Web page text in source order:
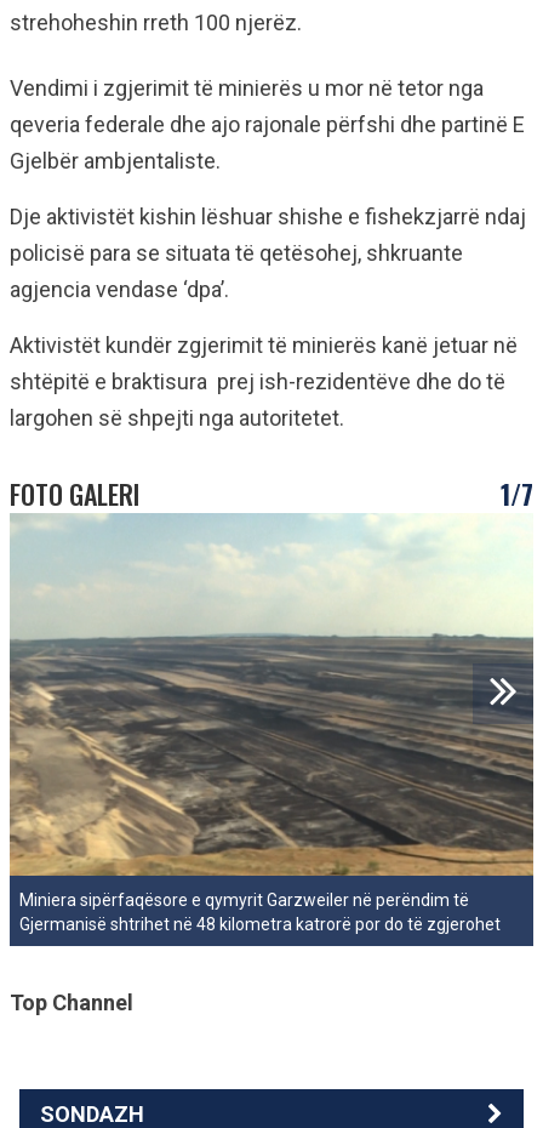
strehoheshin rreth 100 njerëz.
Vendimi i zgjerimit të minierës u mor në tetor nga
qeveria federale dhe ajo rajonale përfshi dhe partinë E
Gjelbër ambjentaliste.
Dje aktivistët kishin lëshuar shishe e fishekzjarrë ndaj
policisë para se situata të qetësohej, shkruante
agjencia vendase ‘dpa’.
Aktivistët kundër zgjerimit të minierës kanë jetuar në
shtëpitë e braktisura prej ish-rezidentëve dhe do të
largohen së shpejti nga autoritetet.
FOTO GALERI 1/7
Miniera sipërfaqësore e qymyrit Garzweiler në perëndim të
Gjermanisë shtrihet në 48 kilometra katrorë por do të zgjerohet
Top Channel
SONDAZH